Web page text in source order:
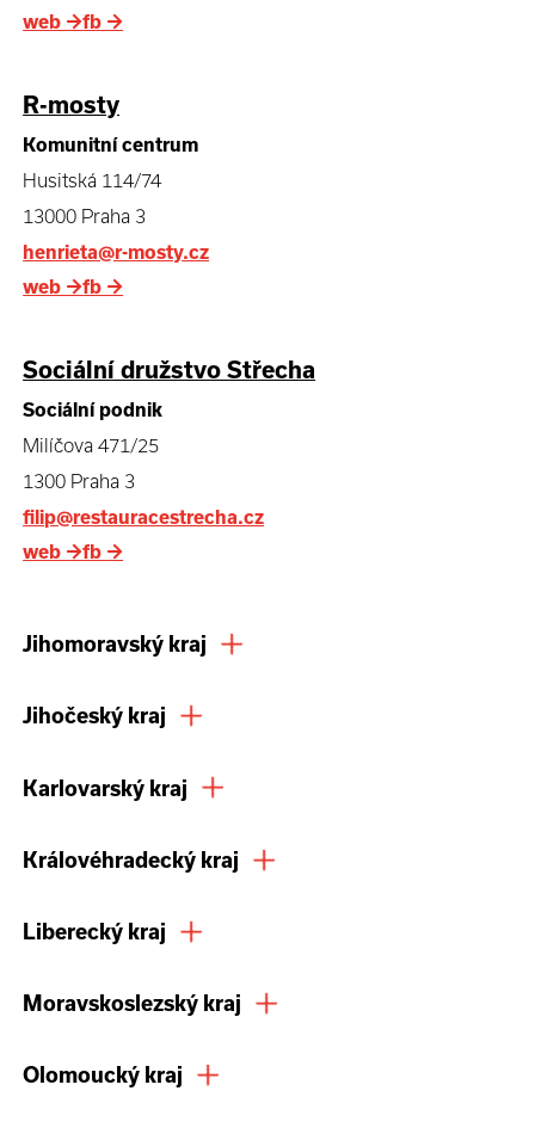
web →fb →
R-mosty
Komunitní centrum
Husitská 114/74
13000 Praha 3
henrieta@r-mosty.cz
web →fb →
Sociální družstvo Střecha
Sociální podnik
Milíčova 471/25
1300 Praha 3
filip@restauracestrecha.cz
web →fb →
Jihomoravský kraj
Jihočeský kraj
Karlovarský kraj
Královéhradecký kraj
Liberecký kraj
Moravskoslezský kraj
Olomoucký kraj